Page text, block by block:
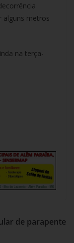
alguns metros
na terça-
de parapente